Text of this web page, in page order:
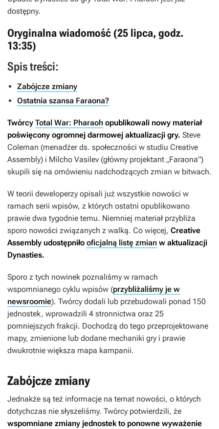
dostępny.
Oryginalna wiadomość (25 lipca, godz.
13:35)
Spis treści:
Zabójcze zmiany
Ostatnia szansa Faraona?
Twórcy Total War: Pharaoh opublikowali nowy materiał
poświęcony ogromnej darmowej aktualizacji gry. Steve
Coleman (menadżer ds. społeczności w studiu Creative
Assembly) i Milcho Vasilev (główny projektant „Faraona”)
skupili się na omówieniu nadchodzących zmian w bitwach.
W teorii deweloperzy opisali już wszystkie nowości w
ramach serii wpisów, z których ostatni opublikowano
prawie dwa tygodnie temu. Niemniej materiał przybliża
sporo nowości związanych z walką. Co więcej, Creative
Assembly udostępniło oficjalną listę zmian w aktualizacji
Dynasties.
Sporo z tych nowinek poznaliśmy w ramach
wspomnianego cyklu wpisów (przybliżaliśmy je w
newsroomie). Twórcy dodali lub przebudowali ponad 150
jednostek, wprowadzili 4 stronnictwa oraz 25
pomniejszych frakcji. Dochodzą do tego przeprojektowane
mapy, zmienione lub dodane mechaniki gry i prawie
dwukrotnie większa mapa kampanii.
Zabójcze zmiany
Jednakże są też informacje na temat nowości, o których
dotychczas nie słyszeliśmy. Twórcy potwierdzili, że
wspomniane zmiany jednostek to ponowne wyważenie